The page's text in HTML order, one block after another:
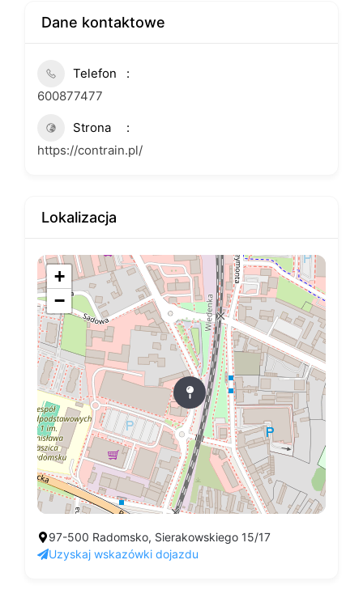
Dane kontaktowe
Telefon
600877477
Strona
https://contrain.pl/
Lokalizacja
+
−
97-500 Radomsko, Sierakowskiego 15/17
Uzyskaj wskazówki dojazdu